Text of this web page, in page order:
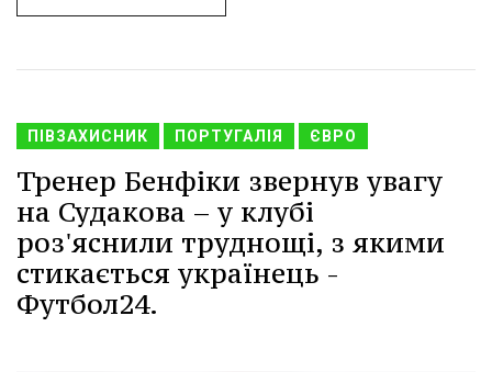
ПІВЗАХИСНИК ПОРТУГАЛІЯ ЄВРО
Тренер Бенфіки звернув увагу
на Судакова – у клубі
роз'яснили труднощі, з якими
стикається українець -
Футбол24.